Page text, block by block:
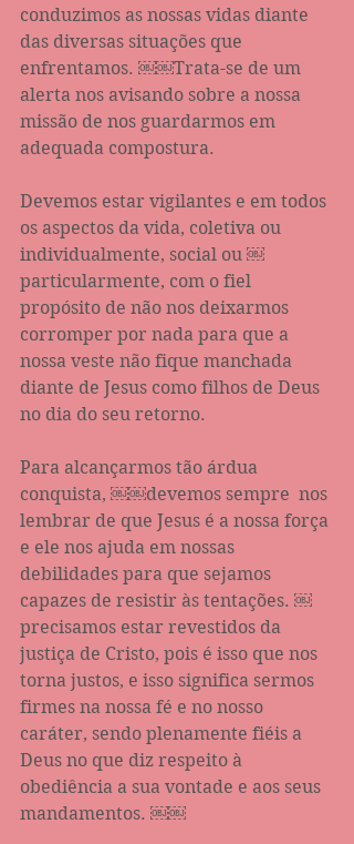
conduzimos as nossas vidas diante
das diversas situações que
enfrentamos. ￼￼Trata-se de um
alerta nos avisando sobre a nossa
missão de nos guardarmos em
adequada compostura.
Devemos estar vigilantes e em todos
os aspectos da vida, coletiva ou
individualmente, social ou ￼
particularmente, com o fiel
propósito de não nos deixarmos
corromper por nada para que a
nossa veste não fique manchada
diante de Jesus como filhos de Deus
no dia do seu retorno.
Para alcançarmos tão árdua
conquista, ￼￼devemos sempre  nos
lembrar de que Jesus é a nossa força
e ele nos ajuda em nossas
debilidades para que sejamos
capazes de resistir às tentações. ￼
precisamos estar revestidos da
justiça de Cristo, pois é isso que nos
torna justos, e isso significa sermos
firmes na nossa fé e no nosso
caráter, sendo plenamente fiéis a
Deus no que diz respeito à
obediência a sua vontade e aos seus
mandamentos. ￼￼